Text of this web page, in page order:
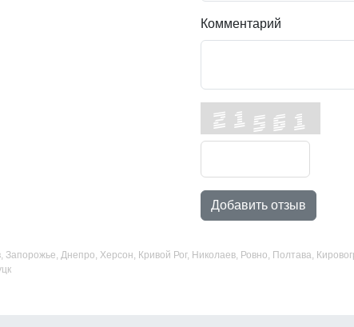
Комментарий
Добавить отзыв
Запорожье, Днепро, Херсон, Кривой Рог, Николаев, Ровно, Полтава,